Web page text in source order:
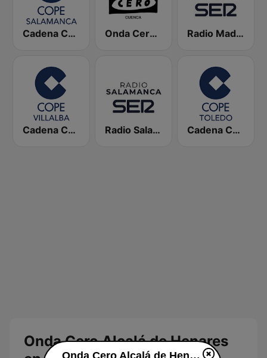
Cadena COPE Salamanca Onda Cero Cuenca Radio Madrid SER
Cadena COPE Villalba Radio Salamanca SER Cadena COPE Toledo
Onda Cero Alcalá de Henares
Onda Cero Alcalá de Henares en vivo